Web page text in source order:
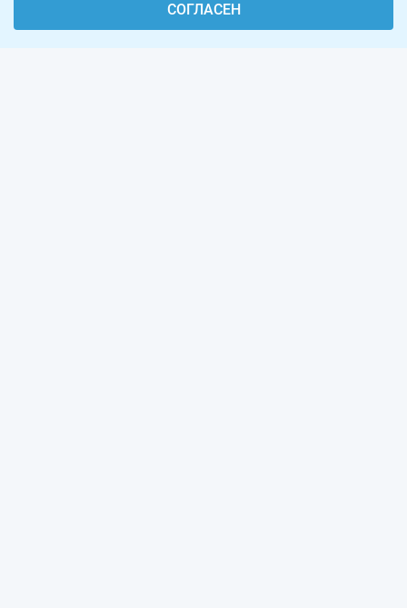
СОГЛАСЕН